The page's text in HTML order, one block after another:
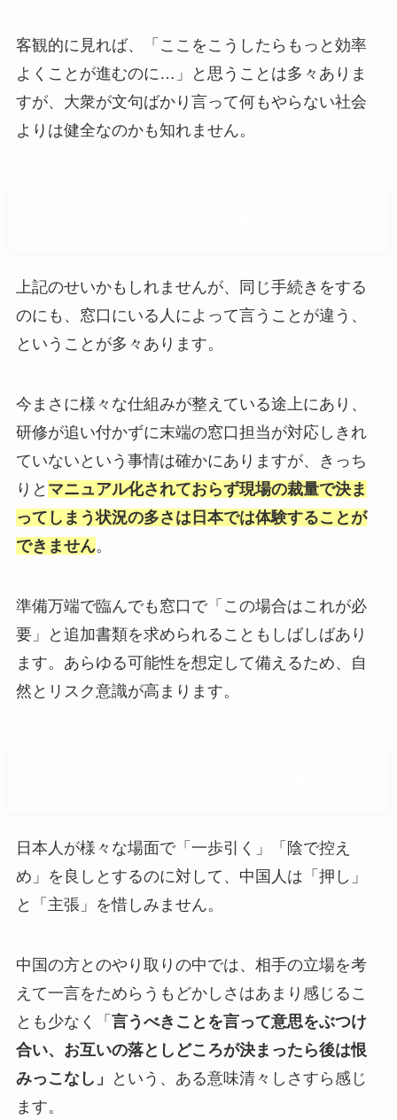
客観的に見れば、「ここをこうしたらもっと効率
よくことが進むのに…」と思うことは多々ありま
すが、大衆が文句ばかり言って何もやらない社会
よりは健全なのかも知れません。
上記のせいかもしれませんが、同じ手続きをする
のにも、窓口にいる人によって言うことが違う、
ということが多々あります。
今まさに様々な仕組みが整えている途上にあり、
研修が追い付かずに末端の窓口担当が対応しきれ
ていないという事情は確かにありますが、きっち
りと マニュアル化されておらず現場の裁量で決ま
ってしまう状況の多さは日本では体験することが
できません。
準備万端で臨んでも窓口で「この場合はこれが必
要」と追加書類を求められることもしばしばあり
ます。あらゆる可能性を想定して備えるため、自
然とリスク意識が高まります。
日本人が様々な場面で「一歩引く」「陰で控え
め」を良しとするのに対して、中国人は「押し」
と「主張」を惜しみません。
中国の方とのやり取りの中では、相手の立場を考
えて一言をためらうもどかしさはあまり感じるこ
とも少なく「 言うべきことを言って意思をぶつけ
合い、お互いの落としどころが決まったら後は恨
みっこなし」
という、ある意味清々しさすら感じ
ます。